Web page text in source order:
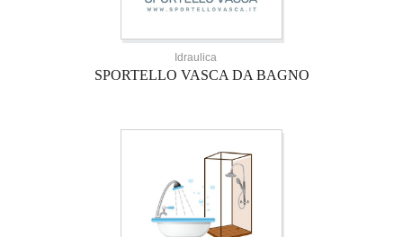
Idraulica
SPORTELLO VASCA DA BAGNO